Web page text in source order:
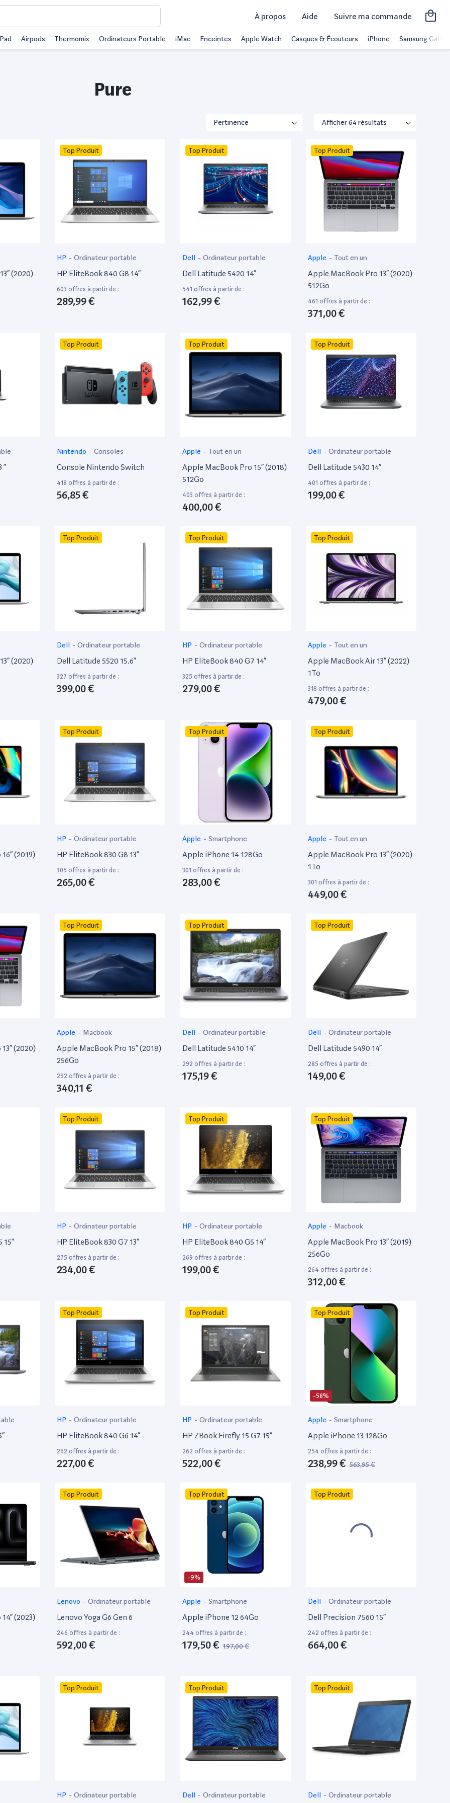
À propos Aide Suivre ma commande
Airpods Thermomix Ordinateurs Portable iMac Enceintes Apple Watch Casques & Écouteurs iPhone Samsung Galaxy
Pure
(2020)
Top Produit
HP - Ordinateur portable
HP EliteBook 840 G8 14”
603 offres à partir de :
289,99 €
Top Produit
Dell - Ordinateur portable
Dell Latitude 5420 14”
541 offres à partir de :
162,99 €
Top Produit
Apple - Tout en un
Apple MacBook Pro 13” (2020)
512Go
461 offres à partir de :
371,00 €
”
Top Produit
Nintendo - Consoles
Console Nintendo Switch
418 offres à partir de :
56,85 €
Top Produit
Apple - Tout en un
Apple MacBook Pro 15” (2018)
512Go
403 offres à partir de :
400,00 €
Top Produit
Dell - Ordinateur portable
Dell Latitude 5430 14”
401 offres à partir de :
199,00 €
(2020)
Top Produit
Dell - Ordinateur portable
Dell Latitude 5520 15.6”
327 offres à partir de :
399,00 €
Top Produit
HP - Ordinateur portable
HP EliteBook 840 G7 14”
325 offres à partir de :
279,00 €
Top Produit
Apple - Tout en un
Apple MacBook Air 13” (2022)
1To
318 offres à partir de :
479,00 €
(2019)
Top Produit
HP - Ordinateur portable
HP EliteBook 830 G8 13”
305 offres à partir de :
265,00 €
Top Produit
Apple - Smartphone
Apple iPhone 14 128Go
301 offres à partir de :
283,00 €
Top Produit
Apple - Tout en un
Apple MacBook Pro 13” (2020)
1To
301 offres à partir de :
449,00 €
(2020)
Top Produit
Apple - Macbook
Apple MacBook Pro 15” (2018)
256Go
292 offres à partir de :
340,11 €
Top Produit
Dell - Ordinateur portable
Dell Latitude 5410 14”
292 offres à partir de :
175,19 €
Top Produit
Dell - Ordinateur portable
Dell Latitude 5490 14”
285 offres à partir de :
149,00 €
15”
Top Produit
HP - Ordinateur portable
HP EliteBook 830 G7 13”
275 offres à partir de :
234,00 €
Top Produit
HP - Ordinateur portable
HP EliteBook 840 G5 14”
269 offres à partir de :
199,00 €
Top Produit
Apple - Macbook
Apple MacBook Pro 13” (2019)
256Go
264 offres à partir de :
312,00 €
Top Produit
HP - Ordinateur portable
HP EliteBook 840 G6 14”
262 offres à partir de :
227,00 €
Top Produit
HP - Ordinateur portable
HP ZBook Firefly 15 G7 15”
262 offres à partir de :
522,00 €
-58%
Top Produit
Apple - Smartphone
Apple iPhone 13 128Go
254 offres à partir de :
238,99 € 563,95 €
(2023)
Top Produit
Lenovo - Ordinateur portable
Lenovo Yoga G6 Gen 6
246 offres à partir de :
592,00 €
-9%
Top Produit
Apple - Smartphone
Apple iPhone 12 64Go
244 offres à partir de :
179,50 € 197,00 €
Top Produit
Dell - Ordinateur portable
Dell Precision 7560 15”
242 offres à partir de :
664,00 €
Top Produit
HP - Ordinateur portable
Top Produit
Dell - Ordinateur portable
Top Produit
Dell - Ordinateur portable